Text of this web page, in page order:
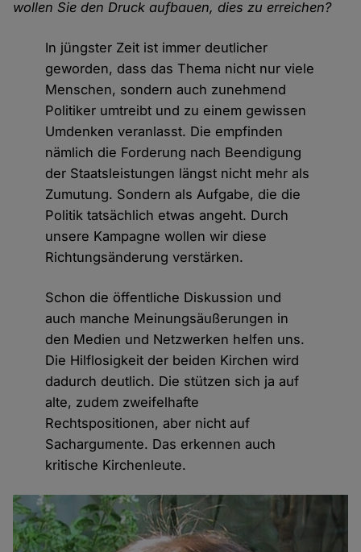
wollen Sie den Druck aufbauen, dies zu erreichen?
In jüngster Zeit ist immer deutlicher
geworden, dass das Thema nicht nur viele
Menschen, sondern auch zunehmend
Politiker umtreibt und zu einem gewissen
Umdenken veranlasst. Die empfinden
nämlich die Forderung nach Beendigung
der Staatsleistungen längst nicht mehr als
Zumutung. Sondern als Aufgabe, die die
Politik tatsächlich etwas angeht. Durch
unsere Kampagne wollen wir diese
Richtungsänderung verstärken.
Schon die öffentliche Diskussion und
auch manche Meinungsäußerungen in
den Medien und Netzwerken helfen uns.
Die Hilflosigkeit der beiden Kirchen wird
dadurch deutlich. Die stützen sich ja auf
alte, zudem zweifelhafte
Rechtspositionen, aber nicht auf
Sachargumente. Das erkennen auch
kritische Kirchenleute.